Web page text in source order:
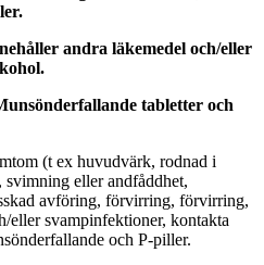
andra läkemedel och/eller
tabletter och
(t ex huvudvärk, rodnad i
svimning eller andfåddhet,
avföring, förvirring, förvirring,
eller svampinfektioner, kontakta
och P-piller.